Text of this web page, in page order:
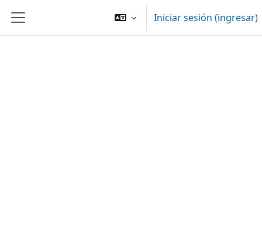
Pánel lateral
Iniciar sesión (ingresar)